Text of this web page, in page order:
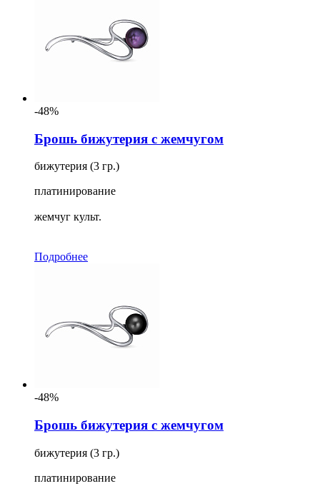
-48%
Брошь бижутерия с жемчугом
бижутерия (3 гр.)
платинирование
жемчуг культ.
Подробнее
-48%
Брошь бижутерия с жемчугом
бижутерия (3 гр.)
платинирование